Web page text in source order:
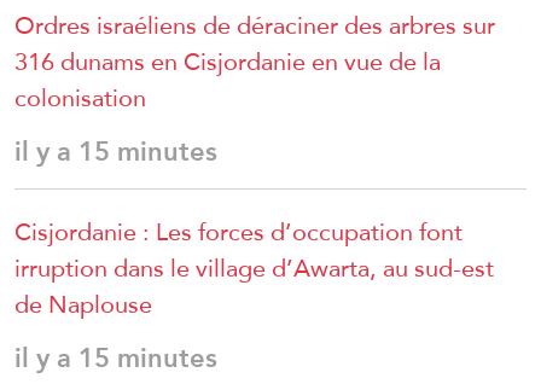
Ordres israéliens de déraciner des arbres sur
316 dunams en Cisjordanie en vue de la
colonisation
il y a 15 minutes
Cisjordanie : Les forces d’occupation font
irruption dans le village d’Awarta, au sud-est
de Naplouse
il y a 15 minutes